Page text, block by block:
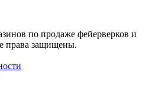
по продаже фейерверков и
права защищены.